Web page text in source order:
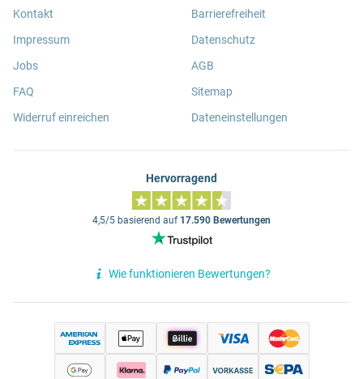
Kontakt
Impressum
Jobs
FAQ
Widerruf einreichen
Barrierefreiheit
Datenschutz
AGB
Sitemap
Dateneinstellungen
Hervorragend
4,5/5 basierend auf 17.590 Bewertungen
Wie funktionieren Bewertungen?